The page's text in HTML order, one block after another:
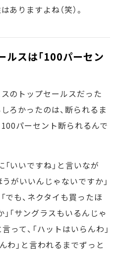
りますよね（笑）。
ルスは「100パーセン
のトップセールスだった
ろかったのは、断られるま
パーセント断られるんで
いいですね」と言いなが
うがいいんじゃないですか」
でも、ネクタイも買ったほ
「サングラスもいるんじゃ
って、「ハットはいらんわ」
わ」と言われるまでずっと